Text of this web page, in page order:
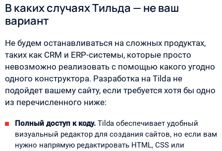
В каких случаях Тильда — не ваш
вариант
Не будем останавливаться на сложных продуктах,
таких как CRM и ERP-системы, которые просто
невозможно реализовать с помощью какого угодно
одного конструктора. Разработка на Tilda не
подойдет вашему сайту, если требуется хотя бы одно
из перечисленного ниже:
Полный доступ к коду. Tilda обеспечивает удобный
визуальный редактор для создания сайтов, но если вам
нужно напрямую редактировать HTML, CSS или